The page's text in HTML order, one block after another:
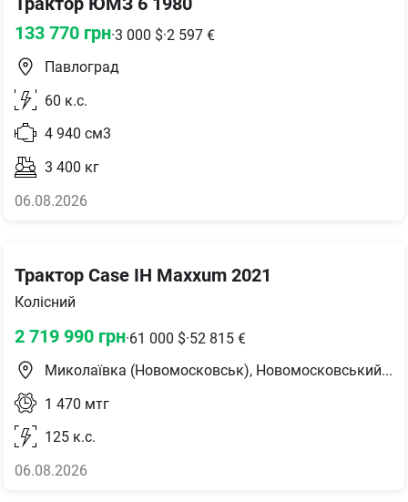
133 770 грн·3 000 $·2 597 €
Павлоград
60 к.с.
4 940 см3
3 400 кг
06.08.2026
Трактор Case IH Maxxum 2021
Колісний
2 719 990 грн·61 000 $·52 815 €
Миколаївка (Новомосковськ), Новомосковський район
1 470 мтг
125 к.с.
06.08.2026